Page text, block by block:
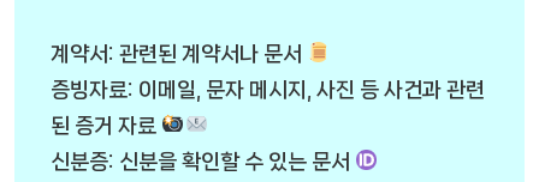
계약서: 관련된 계약서나 문서
증빙자료: 이메일, 문자 메시지, 사진 등 사건과 관련
된 증거 자료
신분증: 신분을 확인할 수 있는 문서